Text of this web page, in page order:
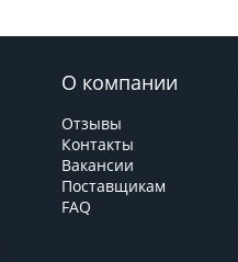
О компании
Отзывы
Контакты
Вакансии
Поставщикам
FAQ